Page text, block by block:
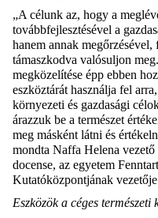
„A célunk az, hogy a
továbbfejlesztésével a
hanem annak
támaszkodva valósuljon
megközelítése épp ebben
eszköztárát használja fel
környezeti és gazdasági
árazzuk be a természet
meg másként látni és
mondta Naffa Helena
docense, az egyetem
Kutatóközpontjának
Eszközök a céges természeti